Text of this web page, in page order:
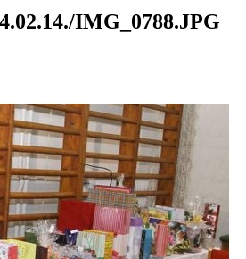
IMG_0788.JPG